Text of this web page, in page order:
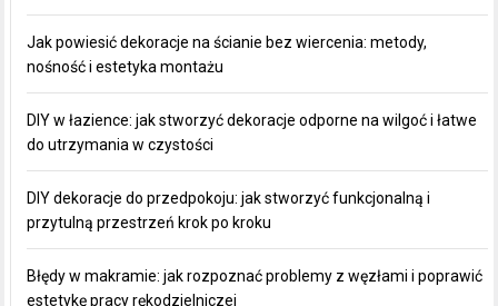
Jak powiesić dekoracje na ścianie bez wiercenia: metody,
nośność i estetyka montażu
DIY w łazience: jak stworzyć dekoracje odporne na wilgoć i łatwe
do utrzymania w czystości
DIY dekoracje do przedpokoju: jak stworzyć funkcjonalną i
przytulną przestrzeń krok po kroku
Błędy w makramie: jak rozpoznać problemy z węzłami i poprawić
estetykę pracy rękodzielniczej